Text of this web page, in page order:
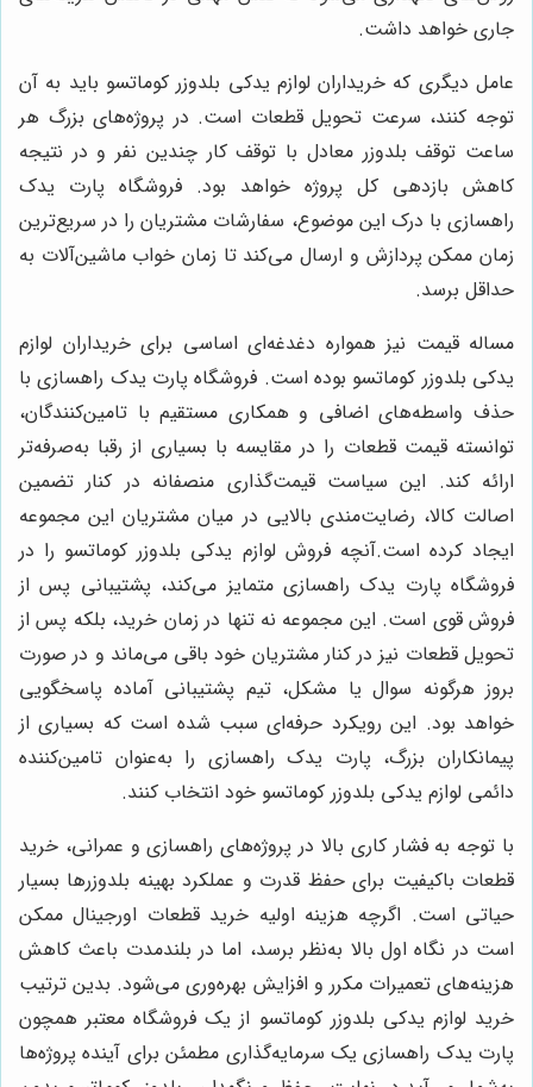
جاری خواهد داشت.
عامل دیگری که خریداران لوازم یدکی بلدوزر کوماتسو باید به آن
توجه کنند، سرعت تحویل قطعات است. در پروژه‌های بزرگ هر
ساعت توقف بلدوزر معادل با توقف کار چندین نفر و در نتیجه
کاهش بازدهی کل پروژه خواهد بود. فروشگاه پارت یدک
راهسازی با درک این موضوع، سفارشات مشتریان را در سریع‌ترین
زمان ممکن پردازش و ارسال می‌کند تا زمان خواب ماشین‌آلات به
حداقل برسد.
مساله قیمت نیز همواره دغدغه‌ای اساسی برای خریداران لوازم
یدکی بلدوزر کوماتسو بوده است. فروشگاه پارت یدک راهسازی با
حذف واسطه‌های اضافی و همکاری مستقیم با تامین‌کنندگان،
توانسته قیمت قطعات را در مقایسه با بسیاری از رقبا به‌صرفه‌تر
ارائه کند. این سیاست قیمت‌گذاری منصفانه در کنار تضمین
اصالت کالا، رضایت‌مندی بالایی در میان مشتریان این مجموعه
ایجاد کرده است.آنچه فروش لوازم یدکی بلدوزر کوماتسو را در
فروشگاه پارت یدک راهسازی متمایز می‌کند، پشتیبانی پس از
فروش قوی است. این مجموعه نه تنها در زمان خرید، بلکه پس از
تحویل قطعات نیز در کنار مشتریان خود باقی می‌ماند و در صورت
بروز هرگونه سوال یا مشکل، تیم پشتیبانی آماده پاسخگویی
خواهد بود. این رویکرد حرفه‌ای سبب شده است که بسیاری از
پیمانکاران بزرگ، پارت یدک راهسازی را به‌عنوان تامین‌کننده
دائمی لوازم یدکی بلدوزر کوماتسو خود انتخاب کنند.
با توجه به فشار کاری بالا در پروژه‌های راهسازی و عمرانی، خرید
قطعات باکیفیت برای حفظ قدرت و عملکرد بهینه بلدوزرها بسیار
حیاتی است. اگرچه هزینه اولیه خرید قطعات اورجینال ممکن
است در نگاه اول بالا به‌نظر برسد، اما در بلندمدت باعث کاهش
هزینه‌های تعمیرات مکرر و افزایش بهره‌وری می‌شود. بدین ترتیب
خرید لوازم یدکی بلدوزر کوماتسو از یک فروشگاه معتبر همچون
پارت یدک راهسازی یک سرمایه‌گذاری مطمئن برای آینده پروژه‌ها